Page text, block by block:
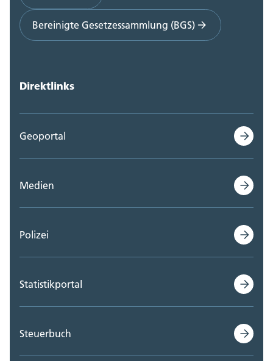
Bereinigte Gesetzessammlung (BGS)
Direktlinks
Geoportal
Medien
Polizei
Statistikportal
Steuerbuch